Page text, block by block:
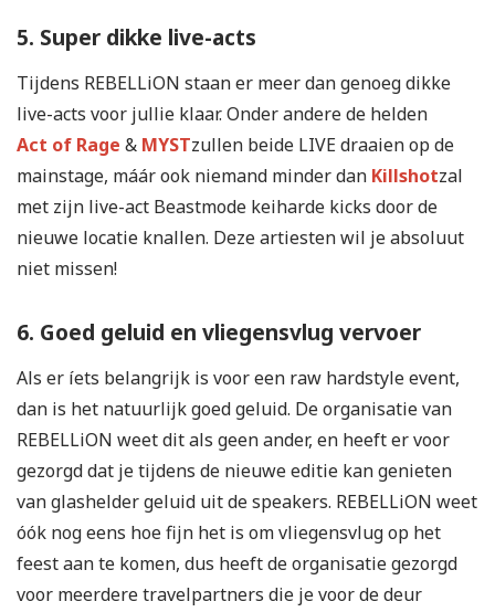
5. Super dikke live-acts
Tijdens REBELLiON staan er meer dan genoeg dikke
live-acts voor jullie klaar. Onder andere de helden
Act of Rage & MYSTzullen beide LIVE draaien op de
mainstage, máár ook niemand minder dan Killshotzal
met zijn live-act Beastmode keiharde kicks door de
nieuwe locatie knallen. Deze artiesten wil je absoluut
niet missen!
6. Goed geluid en vliegensvlug vervoer
Als er íets belangrijk is voor een raw hardstyle event,
dan is het natuurlijk goed geluid. De organisatie van
REBELLiON weet dit als geen ander, en heeft er voor
gezorgd dat je tijdens de nieuwe editie kan genieten
van glashelder geluid uit de speakers. REBELLiON weet
óók nog eens hoe fijn het is om vliegensvlug op het
feest aan te komen, dus heeft de organisatie gezorgd
voor meerdere travelpartners die je voor de deur